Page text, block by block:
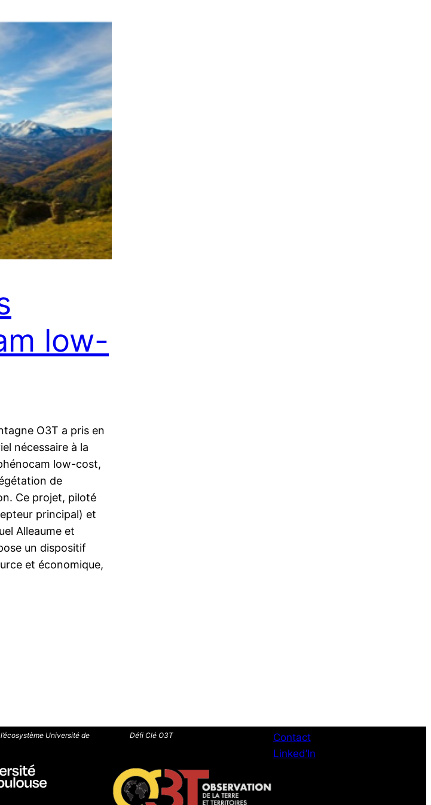
low-
O3T a pris en
nécessaire à la
low-cost,
de
Ce projet, piloté
principal) et
Alleaume et
un dispositif
et économique,
Université de
Défi Clé O3T
Contact
Linked’In